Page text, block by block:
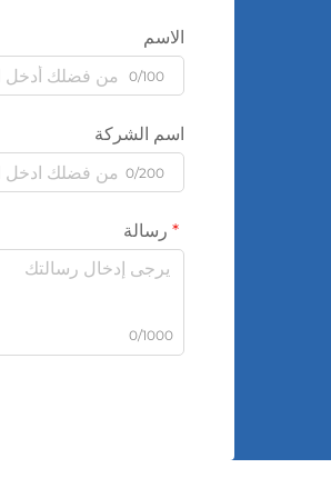
الاسم
0/100
اسم الشركة
0/200
رسالة
0/1000